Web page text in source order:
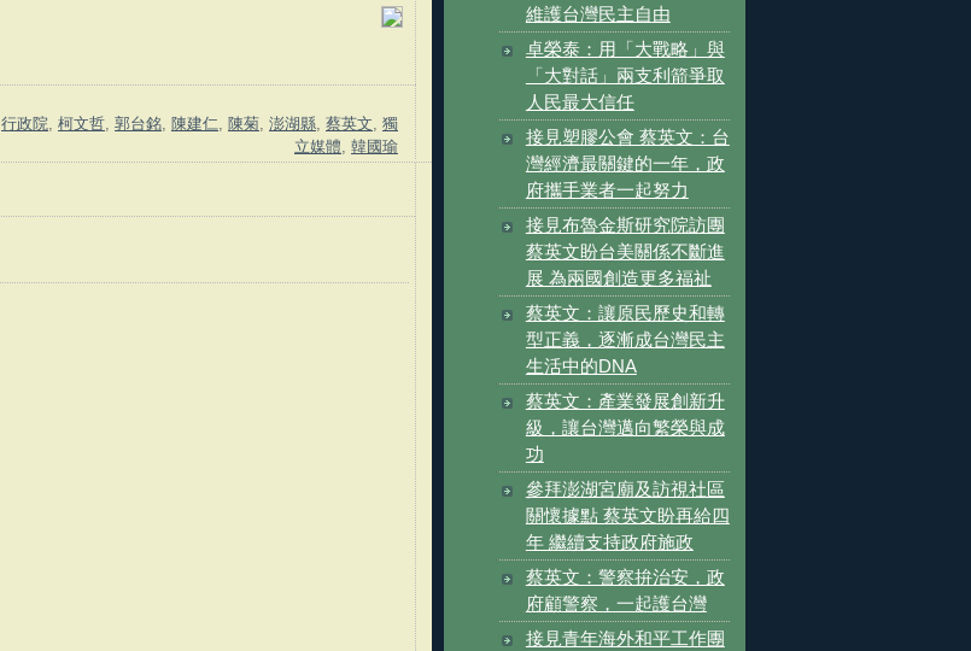
行政院 柯文哲 郭台銘 陳建仁 陳菊 澎湖縣 蔡英文 獨
立媒體 韓國瑜
維護台灣民主自由
卓榮泰：用「大戰略」與
「大對話」兩支利箭爭取
人民最大信任
接見塑膠公會 蔡英文：台
灣經濟最關鍵的一年，政
府攜手業者一起努力
接見布魯金斯研究院訪團
蔡英文盼台美關係不斷進
展 為兩國創造更多福祉
蔡英文：讓原民歷史和轉
型正義，逐漸成台灣民主
生活中的DNA
蔡英文：產業發展創新升
級，讓台灣邁向繁榮與成
功
參拜澎湖宮廟及訪視社區
關懷據點 蔡英文盼再給四
年 繼續支持政府施政
蔡英文：警察拚治安，政
府顧警察，一起護台灣
接見青年海外和平工作團